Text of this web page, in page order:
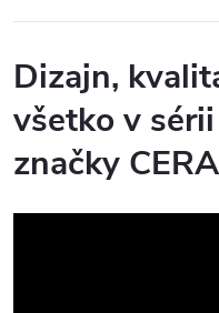
Dizajn,
všetko v
značky